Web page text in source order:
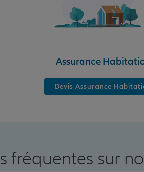
Assurance
Devis Assurance
fréquentes sur